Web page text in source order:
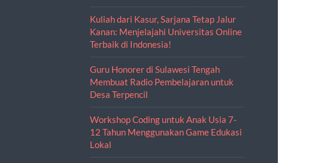
Kuliah dari Kasur, Sarjana Tetap Jalur
Kanan: Menjelajahi Universitas Online
Terbaik di Indonesia!
Guru Honorer di Sulawesi Tengah
Membuat Radio Pembelajaran untuk
Desa Terpencil
Workshop Coding untuk Anak Usia 7-
12 Tahun Menggunakan Game Edukasi
Lokal